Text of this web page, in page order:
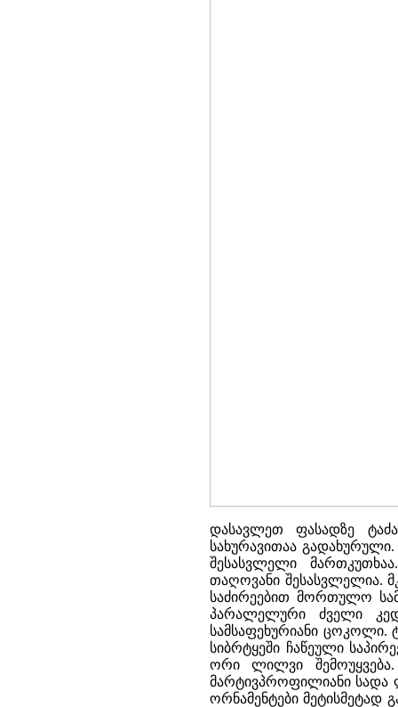
დასავლეთ ფასადზე
სახურავითაა
შესასვლელი
თაღოვანი შესასვლელია.
საძირეებით მორთულო
პარალელური ძველი
სამსაფეხურიანი ცოკოლი.
სიბრტყეში ჩაწეული
ორი ლილვი
მარტივპროფილიანი სადა
ორნამენტები მეტისმეტად